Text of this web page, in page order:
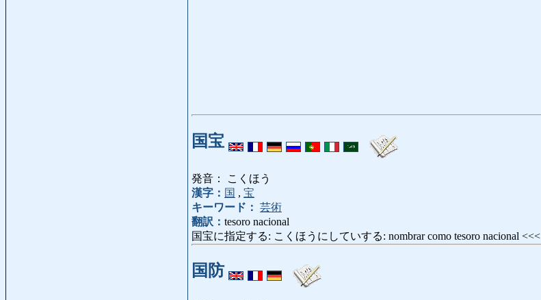
国宝
発音： こくほう
漢字： 国 , 宝
キーワード： 芸術
翻訳： tesoro nacional
国宝に指定する: こくほうにしていする: nombrar como tesoro nacional <<<
国防